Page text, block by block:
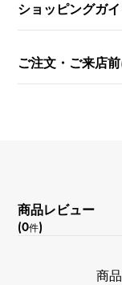
チェーンサイズ
約45cm
ショッピングガ
ご注文・ご来店
商品レビュー
(0件)
商